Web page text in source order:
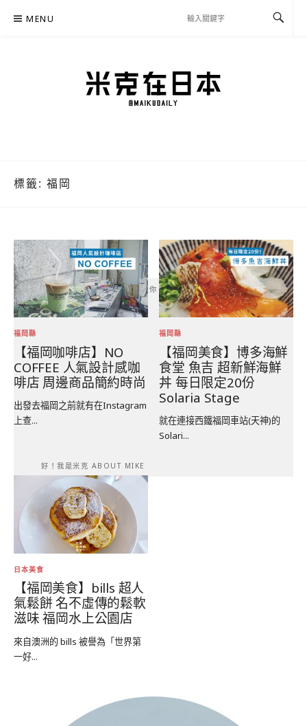
MENU
標籤: 福岡
福岡縣
【福岡咖啡店】NO
COFFEE 人氣設計感咖
啡店 周邊商品簡約時尚
出發去福岡之前就有在Instagram
上查...
福岡縣
【福岡美食】博多海鮮
食堂 魚吉 超新鮮海鮮
丼 每日限定20份
Solaria Stage
就在連接西鐵福岡車站(天神)的
Solari...
日本美食
【福岡美食】bills 超人
氣鬆餅 名不虛傳的鬆軟
滋味 福岡水上公園店
來自澳洲的 bills 被譽為「世界第
一好...
你
好！我是米克 ABOUT MIKE